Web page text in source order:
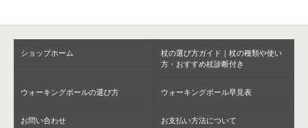
ショップホーム
杖の選び方ガイド｜杖の種類や使い
方・おすすめ杖診断付き
ウォーキングポールの選び方 ウォーキングポール早見表
お問い合わせ お支払い方法について